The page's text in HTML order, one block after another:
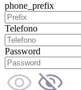
phone_prefix
Telefono
Password